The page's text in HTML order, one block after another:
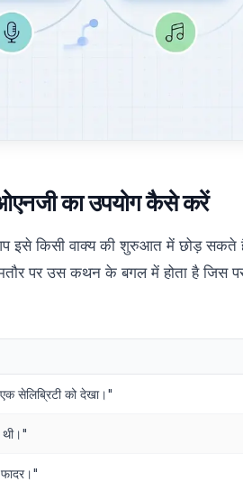
का उपयोग कैसे करें
इसे किसी वाक्य की शुरुआत में छोड़
पर उस कथन के बगल में होता है जिस
सेलिब्रिटी को देखा।"
थी।"